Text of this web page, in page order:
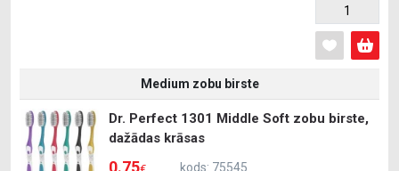
Medium zobu birste
Dr. Perfect 1301 Middle Soft zobu birste,
dažādas krāsas
0.75 kods: 75545